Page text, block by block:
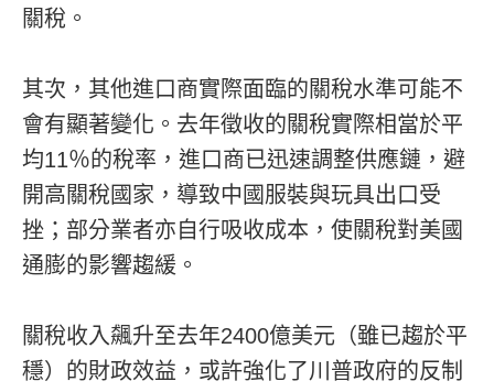
關稅。
其次，其他進口商實際面臨的關稅水準可能不
會有顯著變化。去年徵收的關稅實際相當於平
均11％的稅率，進口商已迅速調整供應鏈，避
開高關稅國家，導致中國服裝與玩具出口受
挫；部分業者亦自行吸收成本，使關稅對美國
通膨的影響趨緩。
關稅收入飆升至去年2400億美元（雖已趨於平
穩）的財政效益，或許強化了川普政府的反制